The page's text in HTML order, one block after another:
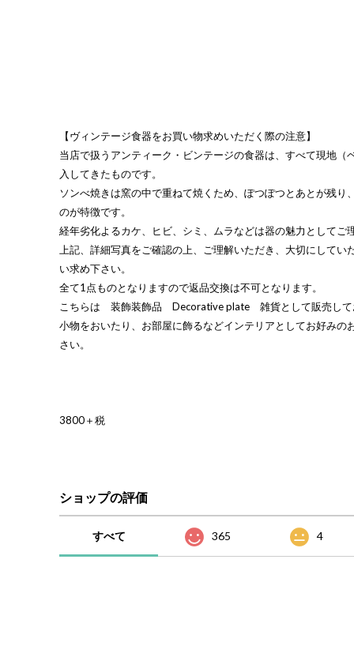
【ヴィンテージ食器をお買い物求めいただく際の注意】
当店で扱うアンティーク・ビンテージの食器は、すべて現地（
入してきたものです。
ソンべ焼きは窯の中で重ねて焼くため、ぽつぽつとあとが残り
のが特徴です。
経年劣化よるカケ、ヒビ、シミ、ムラなどは器の魅力としてご
上記、詳細写真をご確認の上、ご理解いただき、大切にしてい
い求め下さい。
全て1点ものとなりますので返品交換は不可となります。
こちらは 装飾装飾品 Decorative plate 雑貨として販売して
小物をおいたり、お部屋に飾るなどインテリアとしてお好みの
さい。
3800＋税
ショップの評価
すべて 365 4